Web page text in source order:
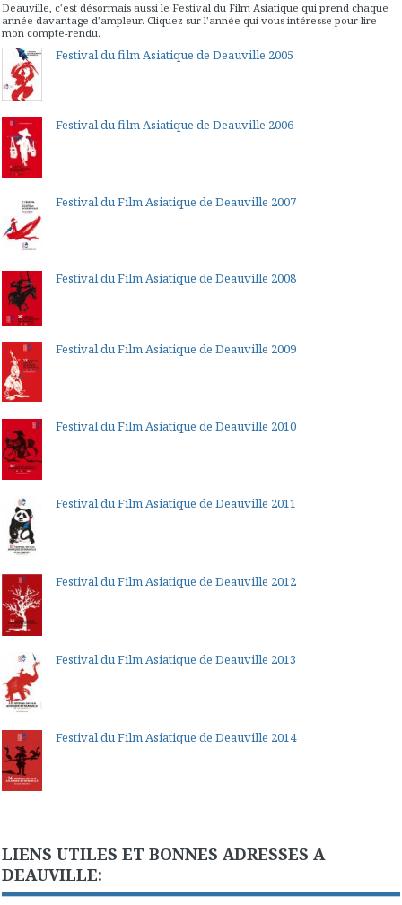
Deauville, c'est désormais aussi le Festival du Film Asiatique qui prend chaque
année davantage d'ampleur. Cliquez sur l'année qui vous intéresse pour lire
mon compte-rendu.
Festival du film Asiatique de Deauville 2005
Festival du film Asiatique de Deauville 2006
Festival du Film Asiatique de Deauville 2007
Festival du Film Asiatique de Deauville 2008
Festival du Film Asiatique de Deauville 2009
Festival du Film Asiatique de Deauville 2010
Festival du Film Asiatique de Deauville 2011
Festival du Film Asiatique de Deauville 2012
Festival du Film Asiatique de Deauville 2013
Festival du Film Asiatique de Deauville 2014
LIENS UTILES ET BONNES ADRESSES A
DEAUVILLE: